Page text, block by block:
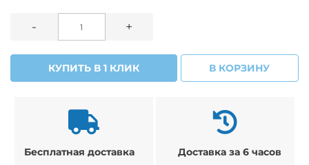
- +
КУПИТЬ В 1 КЛИК В КОРЗИНУ
Бесплатная доставка Доставка за 6 часов